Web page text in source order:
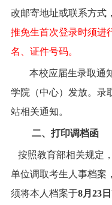
改邮寄地址或联系方式
推免生首次登录时须进
名、证件号码。
本校应届生录取通
学院（中心）发放。 录
站相关通知。
二、打印调档函
按照教育部相关规定
单位调取考生人事档案
须将本人档案于8月23日